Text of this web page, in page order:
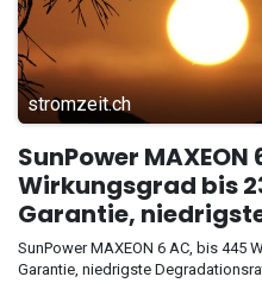
stromzeit.ch
SunPower
Wirkungsgrad bis
Garantie,
SunPower MAXEON 6 AC, bis 445
Garantie, niedrigste